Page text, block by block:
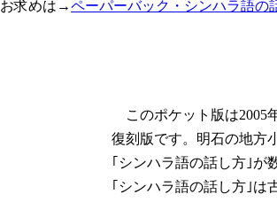
お求めは→ペーパーバック・シンハラ語の
このポケット版は2005
復刻版です。明石の地方
｢シンハラ語の話し方｣が
｢シンハラ語の話し方｣は